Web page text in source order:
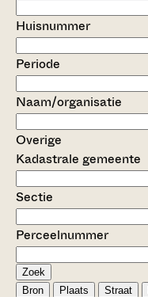
Huisnummer
Periode
Naam/organisatie
Overige
Kadastrale gemeente
Sectie
Perceelnummer
Zoek
Bron
Plaats Straat